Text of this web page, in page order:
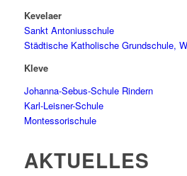
Kevelaer
Sankt Antoniusschule
Städtische Katholische Grundschule,
Kleve
Johanna-Sebus-Schule Rindern
Karl-Leisner-Schule
Montessorischule
AKTUELLES